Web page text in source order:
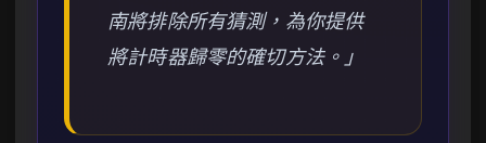
南將排除所有猜測，為你提供
將計時器歸零的確切方法。」